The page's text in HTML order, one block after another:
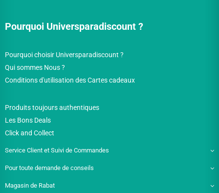
Pourquoi Universparadiscount ?
Pourquoi choisir Universparadiscount ?
Qui sommes Nous ?
Conditions d'utilisation des Cartes cadeaux
Produits toujours authentiques
Les Bons Deals
Click and Collect
Service Client et Suivi de Commandes
Pour toute demande de conseils
Magasin de Rabat